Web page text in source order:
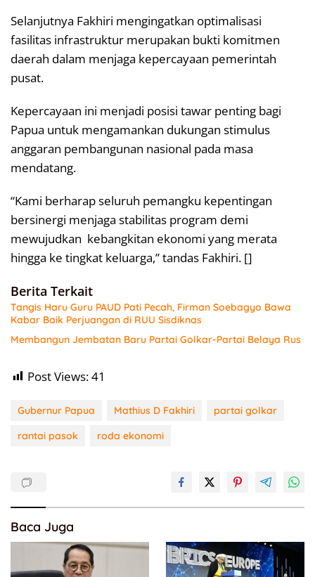
Selanjutnya Fakhiri mengingatkan optimalisasi
fasilitas infrastruktur merupakan bukti komitmen
daerah dalam menjaga kepercayaan pemerintah
pusat.
Kepercayaan ini menjadi posisi tawar penting bagi
Papua untuk mengamankan dukungan stimulus
anggaran pembangunan nasional pada masa
mendatang.
“Kami berharap seluruh pemangku kepentingan
bersinergi menjaga stabilitas program demi
mewujudkan kebangkitan ekonomi yang merata
hingga ke tingkat keluarga,” tandas Fakhiri. []
Berita Terkait
Tangis Haru Guru PAUD Pati Pecah, Firman Soebagyo Bawa
Kabar Baik Perjuangan di RUU Sisdiknas
Membangun Jembatan Baru Partai Golkar-Partai Belaya Rus
Post Views:41
Gubernur Papua Mathius D Fakhiri
partai golkar
rantai pasok
roda ekonomi
Baca Juga